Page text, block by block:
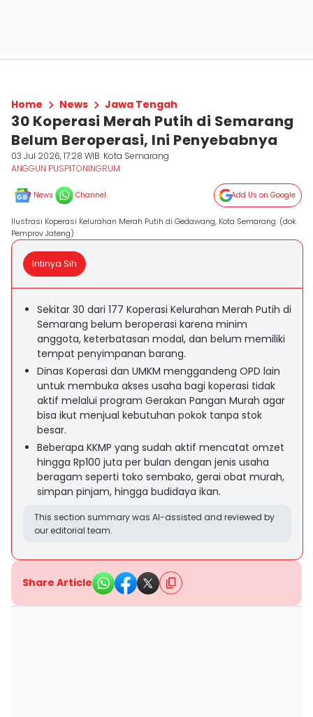
Home News Jawa Tengah
30 Koperasi Merah Putih di Semarang
Belum Beroperasi, Ini Penyebabnya
03 Jul 2026, 17:28 WIB Kota Semarang
ANGGUN PUSPITONINGRUM
News Channel Add Us on Google
Ilustrasi Koperasi Kelurahan Merah Putih di Gedawang, Kota Semarang. (dok.
Pemprov Jateng)
Intinya Sih
Sekitar 30 dari 177 Koperasi Kelurahan Merah Putih di
Semarang belum beroperasi karena minim
anggota, keterbatasan modal, dan belum memiliki
tempat penyimpanan barang.
Dinas Koperasi dan UMKM menggandeng OPD lain
untuk membuka akses usaha bagi koperasi tidak
aktif melalui program Gerakan Pangan Murah agar
bisa ikut menjual kebutuhan pokok tanpa stok
besar.
Beberapa KKMP yang sudah aktif mencatat omzet
hingga Rp100 juta per bulan dengan jenis usaha
beragam seperti toko sembako, gerai obat murah,
simpan pinjam, hingga budidaya ikan.
This section summary was AI-assisted and reviewed by
our editorial team.
Share Article